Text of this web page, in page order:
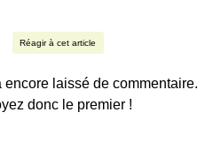
Réagir à cet article
encore laissé de commentaire.
donc le premier !